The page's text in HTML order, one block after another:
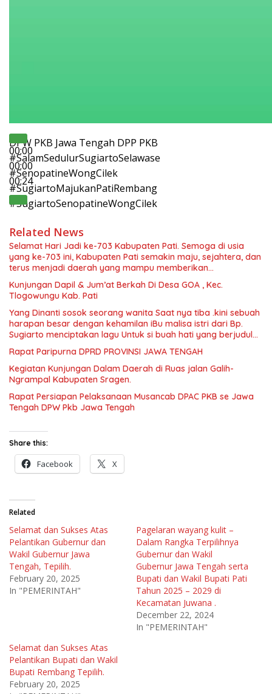
00:00
00:00
00:24
DPW PKB Jawa Tengah DPP PKB
#SalamSedulurSugiartoSelawase
#SenopatineWongCilek
#SugiartoMajukanPatiRembang
#SugiartoSenopatineWongCilek
Related News
Selamat Hari Jadi ke-703 Kabupaten Pati. Semoga di usia
yang ke-703 ini, Kabupaten Pati semakin maju, sejahtera, dan
terus menjadi daerah yang mampu memberikan
dan kolaborasi yang telah terjalin semakin kuat demi
mewujudkan pembangunan yang berkelanjutan. Dirgahayu
Kabupaten Pati ke-703. Salam sedulur Pati Selawase.
Facebook
Kunjungan Dapil & Jum’at Berkah Di Desa GOA , Kec.
Tlogowungu Kab. Pati
Yang Dinanti sosok seorang wanita Saat nya tiba .kini sebuah
harapan besar dengan kehamilan iBu malisa istri dari Bp.
Sugiarto menciptakan lagu Untuk si buah hati yang berjudul
Rapat Paripurna DPRD PROVINSI JAWA TENGAH
Kegiatan Kunjungan Dalam Daerah di Ruas jalan Galih-
Ngrampal Kabupaten Sragen.
Rapat Persiapan Pelaksanaan Musancab DPAC PKB se Jawa
Tengah DPW Pkb Jawa Tengah
Share this:
Facebook X
Related
Selamat dan Sukses Atas
Pelantikan Gubernur dan
Wakil Gubernur Jawa
Tengah, Tepilih.
February 20, 2025
In "PEMERINTAH"
Pagelaran wayang kulit –
Dalam Rangka Terpilihnya
Gubernur dan Wakil
Gubernur Jawa Tengah serta
Bupati dan Wakil Bupati Pati
Tahun 2025 – 2029 di
Kecamatan Juwana .
December 22, 2024
In "PEMERINTAH"
Selamat dan Sukses Atas
Pelantikan Bupati dan Wakil
Bupati Rembang Tepilih.
February 20, 2025